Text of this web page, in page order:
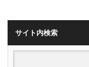
サイト内検索